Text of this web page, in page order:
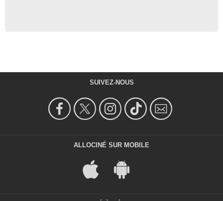
SUIVEZ-NOUS
ALLOCINÉ SUR MOBILE